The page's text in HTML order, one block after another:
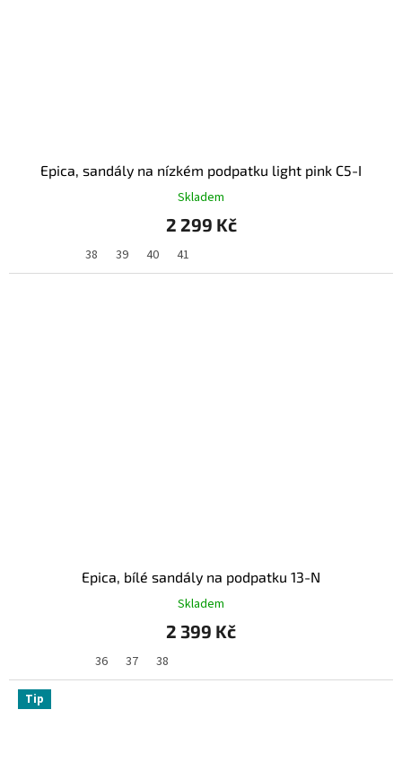
Epica, sandály na nízkém podpatku light pink C5-I
Skladem
2 299 Kč
38 39 40 41
Epica, bílé sandály na podpatku 13-N
Skladem
2 399 Kč
36 37 38
Tip